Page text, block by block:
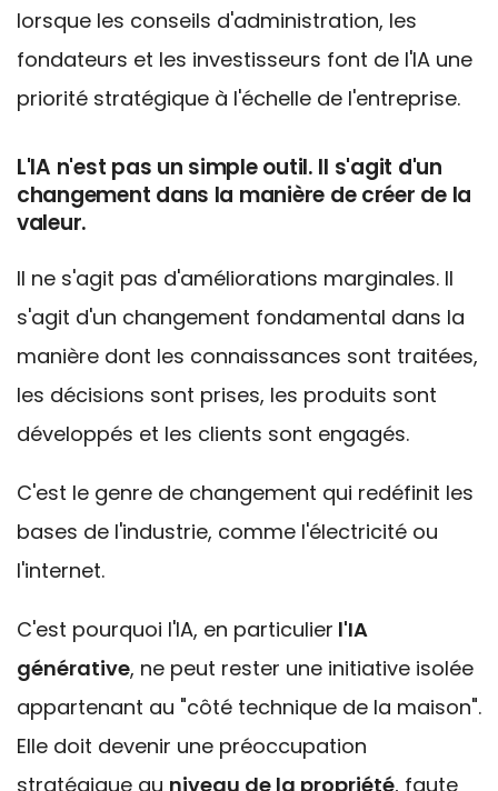
lorsque les conseils d'administration, les
fondateurs et les investisseurs font de l'IA une
priorité stratégique à l'échelle de l'entreprise.
L'IA n'est pas un simple outil. Il s'agit d'un
changement dans la manière de créer de la
valeur.
Il ne s'agit pas d'améliorations marginales. Il
s'agit d'un changement fondamental dans la
manière dont les connaissances sont traitées,
les décisions sont prises, les produits sont
développés et les clients sont engagés.
C'est le genre de changement qui redéfinit les
bases de l'industrie, comme l'électricité ou
l'internet.
C'est pourquoi l'IA, en particulier l'IA
générative, ne peut rester une initiative isolée
appartenant au "côté technique de la maison".
Elle doit devenir une préoccupation
stratégique au niveau de la propriété, faute